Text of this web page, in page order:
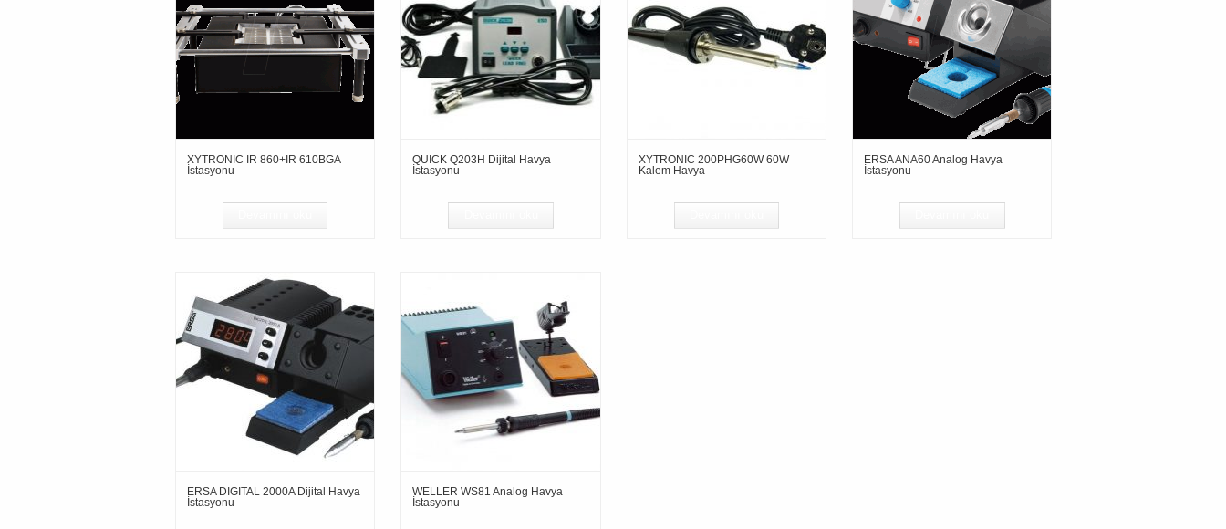
XYTRONIC IR 860+IR 610BGA
İstasyonu
QUICK Q203H Dijital Havya
İstasyonu
XYTRONIC 200PHG60W 60W
Kalem Havya
ERSA ANA60 Analog Havya
İstasyonu
ERSA DIGITAL 2000A Dijital Havya
İstasyonu
WELLER WS81 Analog Havya
İstasyonu